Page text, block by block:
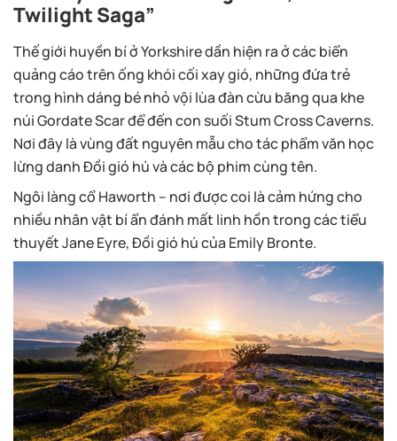
Twilight Saga”
Thế giới huyền bí ở Yorkshire dần hiện ra ở các biển
quảng cáo trên ống khói cối xay gió, những đứa trẻ
trong hình dáng bé nhỏ vội lùa đàn cừu băng qua khe
núi Gordate Scar để đến con suối Stum Cross Caverns.
Nơi đây là vùng đất nguyên mẫu cho tác phẩm văn học
lừng danh Đồi gió hú và các bộ phim cùng tên.
Ngôi làng cổ Haworth – nơi được coi là cảm hứng cho
nhiều nhân vật bí ẩn đánh mất linh hồn trong các tiểu
thuyết Jane Eyre, Đồi gió hú của Emily Bronte.